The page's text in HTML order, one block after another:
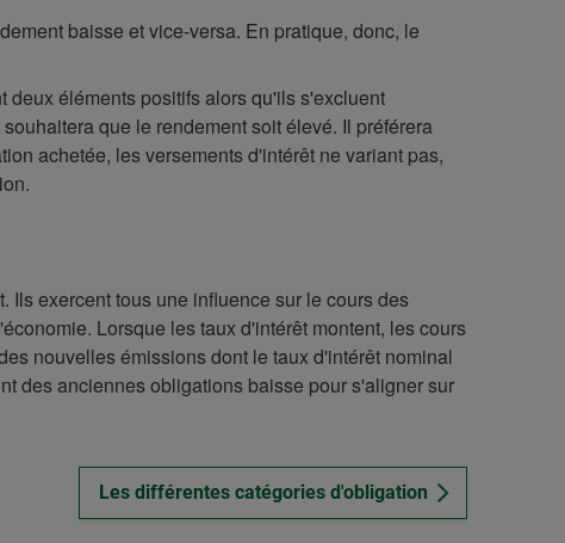
baisse et vice-versa. En pratique, donc, le
deux éléments positifs alors qu'ils s'excluent
que le rendement soit élevé. Il préférera
achetée, les versements d'intérêt ne variant pas,
Ils exercent tous une influence sur le cours des
Lorsque les taux d'intérêt montent, les cours
nouvelles émissions dont le taux d'intérêt nominal
des anciennes obligations baisse pour s'aligner sur
Les différentes catégories d'obligation